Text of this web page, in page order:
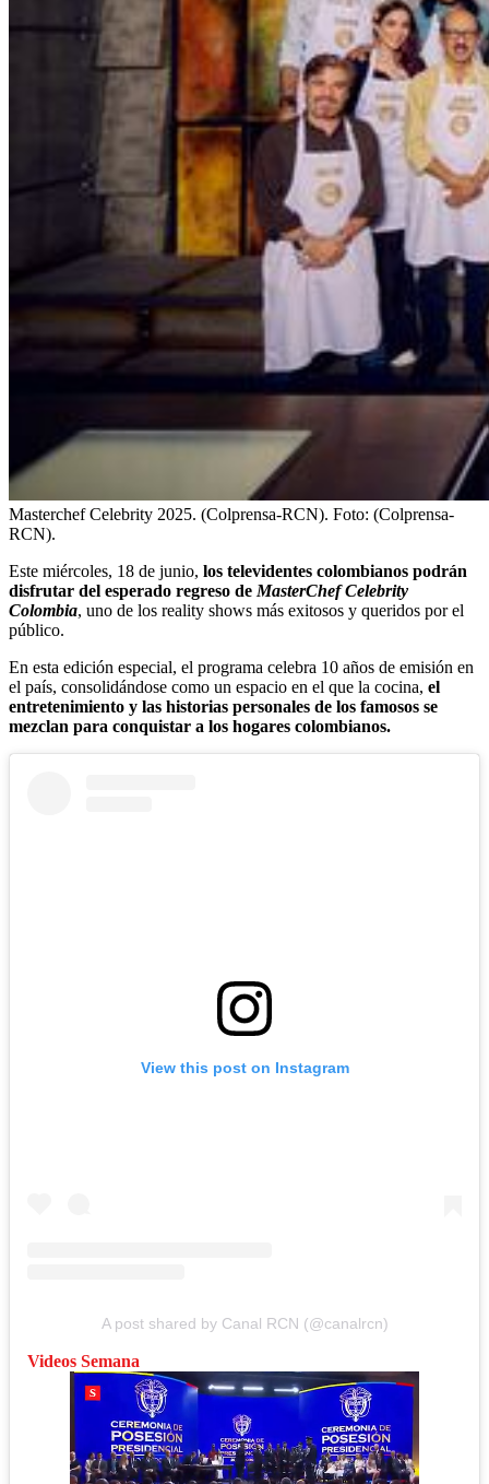
Masterchef Celebrity 2025. (Colprensa-RCN). Foto: (Colprensa-
RCN).
Este miércoles, 18 de junio, los televidentes colombianos podrán
disfrutar del esperado regreso deMasterChef Celebrity
Colombia, uno de los reality shows más exitosos y queridos por el
público.
En esta edición especial, el programa celebra 10 años de emisión en
el país, consolidándose como un espacio en el que la cocina, el
entretenimiento y las historias personales de los famosos se
mezclan para conquistar a los hogares colombianos.
View this post on Instagram
A post shared by Canal RCN (@canalrcn)
Videos Semana